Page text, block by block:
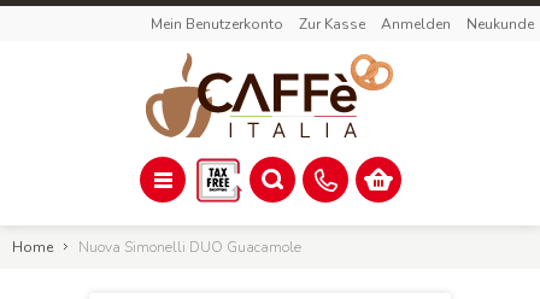
Mein Benutzerkonto Zur Kasse Anmelden Neukunde
Home Nuova Simonelli DUO Guacamole